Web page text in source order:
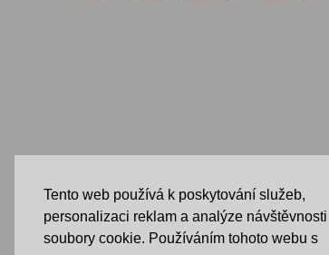
Tento web používá k poskytování služeb,
personalizaci reklam a analýze návštěvnosti
soubory cookie. Používáním tohoto webu s